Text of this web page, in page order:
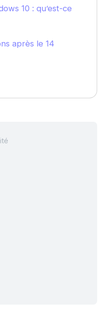
10 : qu’est-ce
après le 14